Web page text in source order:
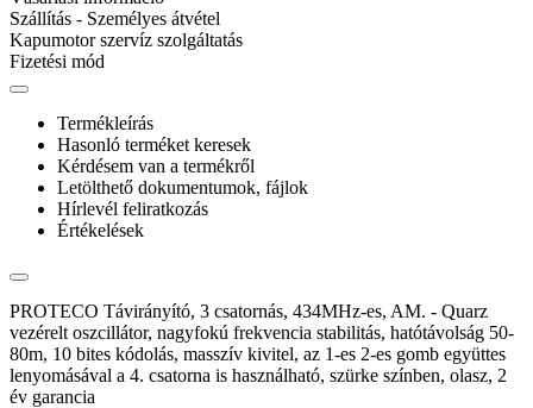
Szállítás - Személyes átvétel
Kapumotor szervíz szolgáltatás
Fizetési mód
Termékleírás
Hasonló terméket keresek
Kérdésem van a termékről
Letölthető dokumentumok, fájlok
Hírlevél feliratkozás
Értékelések
PROTECO Távirányító, 3 csatornás, 434MHz-es, AM. - Quarz
vezérelt oszcillátor, nagyfokú frekvencia stabilitás, hatótávolság 50-
80m, 10 bites kódolás, masszív kivitel, az 1-es 2-es gomb együttes
lenyomásával a 4. csatorna is használható, szürke színben, olasz, 2
év garancia